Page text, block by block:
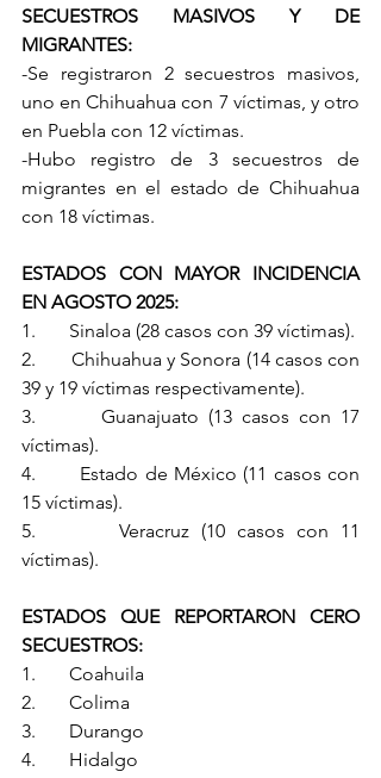
SECUESTROS MASIVOS Y DE
MIGRANTES:
-Se registraron 2 secuestros masivos,
uno en Chihuahua con 7 víctimas, y otro
en Puebla con 12 víctimas.
-Hubo registro de 3 secuestros de
migrantes en el estado de Chihuahua
con 18 víctimas.
ESTADOS CON MAYOR INCIDENCIA
EN AGOSTO 2025:
1.       Sinaloa (28 casos con 39 víctimas).
2.       Chihuahua y Sonora (14 casos con
39 y 19 víctimas respectivamente).
3.       Guanajuato (13 casos con 17
víctimas).
4.       Estado de México (11 casos con
15 víctimas).
5.       Veracruz (10 casos con 11
víctimas).
ESTADOS QUE REPORTARON CERO
SECUESTROS:
1.       Coahuila
2.       Colima
3.       Durango
4.       Hidalgo